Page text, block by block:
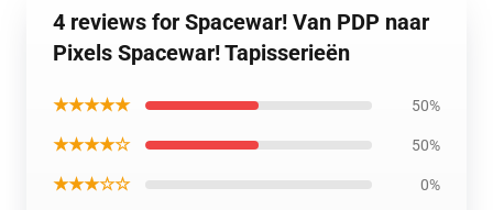
4 reviews for Spacewar! Van PDP naar
Pixels Spacewar! Tapisserieën
★★★★★ 50%
★★★★☆ 50%
★★★☆☆ 0%